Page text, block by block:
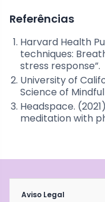
Referências
Harvard Health
techniques:
stress response”.
University of
Science of
Headspace.
meditation with
Aviso Legal